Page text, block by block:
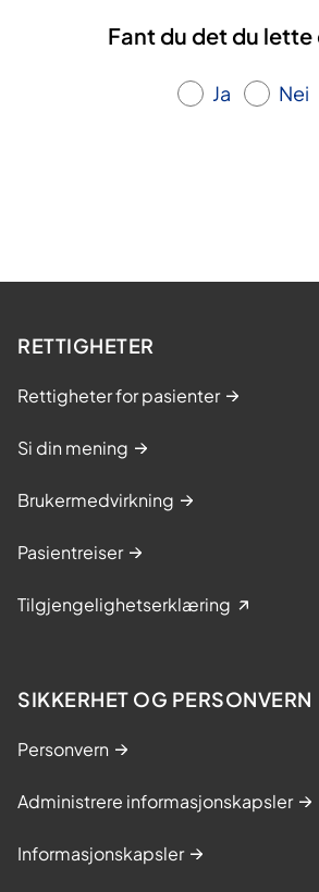
Fant du det du lette
Ja Nei
RETTIGHETER
Rettigheter for pasienter
Si din mening
Brukermedvirkning
Pasientreiser
Tilgjengelighetserklæring
SIKKERHET OG PERSONVERN
Personvern
Administrere informasjonskapsler
Informasjonskapsler